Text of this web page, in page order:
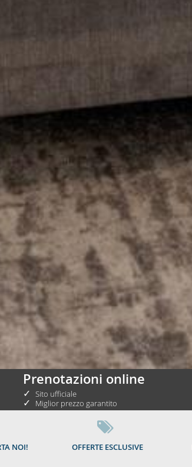
Prenotazioni online
✓ Sito ufficiale
✓ Miglior prezzo garantito
NOI! OFFERTE ESCLUSIVE